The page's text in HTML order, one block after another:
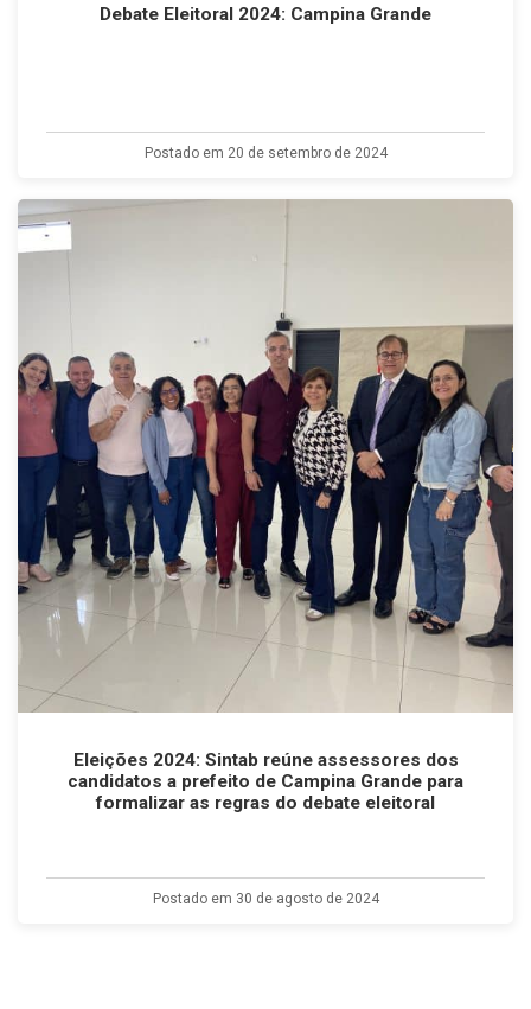
Debate Eleitoral 2024: Campina Grande
Postado em 20 de setembro de 2024
Eleições 2024: Sintab reúne assessores dos
candidatos a prefeito de Campina Grande para
formalizar as regras do debate eleitoral
Postado em 30 de agosto de 2024